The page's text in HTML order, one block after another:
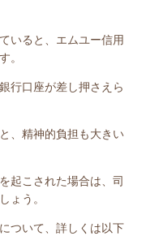
いると、エムユー信用
。
行口座が差し押さえら
、精神的負担も大きい
起こされた場合は、司
ょう。
ついて、詳しくは以下